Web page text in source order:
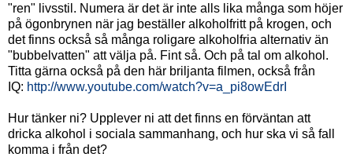
"ren" livsstil. Numera är det är inte alls lika många som höjer
på ögonbrynen när jag beställer alkoholfritt på krogen, och
det finns också så många roligare alkoholfria alternativ än
"bubbelvatten" att välja på. Fint så. Och på tal om alkohol.
Titta gärna också på den här briljanta filmen, också från
IQ: http://www.youtube.com/watch?v=a_pi8owEdrI
Hur tänker ni? Upplever ni att det finns en förväntan att
dricka alkohol i sociala sammanhang, och hur ska vi så fall
komma i från det?